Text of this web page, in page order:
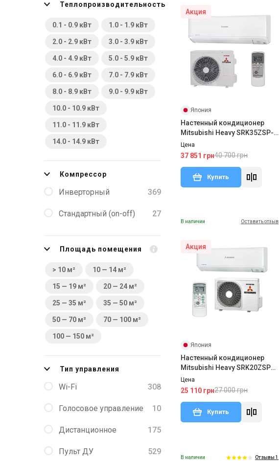
Теплопроизводительность
0.1 - 0.9 кВт 1.0 - 1.9 кВт
2.0 - 2.9 кВт 3.0 - 3.9 кВт
4.0 - 4.9 кВт 5.0 - 5.9 кВт
6.0 - 6.9 кВт 7.0 - 7.9 кВт
8.0 - 8.9 кВт 9.0 - 9.9 кВт
10.0 - 10.9 кВт
11.0 - 11.9 кВт
14.0 - 14.9 кВт
Компрессор
Инверторный 369
Стандартный (on-off) 27
Площадь помещения
> 10 м² 10 — 14 м²
15 — 19 м² 20 — 24 м²
25 — 35 м² 35 — 50 м²
50 — 70 м² 70 — 100 м²
100 — 150 м²
Тип управления
Wi-Fi 308
Голосовое управление 10
Дистанционное 175
Пульт ДУ 529
Акция
Япония
Настенный кондиционер
Mitsubishi Heavy SRK35ZSP-
W(1)/SRC35ZSP-W(1)
Цена
37 851 грн40 700 грн
Купить
В наличии Оставить отзыв
Акция
Япония
Настенный кондиционер
Mitsubishi Heavy SRK20ZSPR-
S/SRC20ZSPR-S
Цена
25 110 грн27 000 грн
Купить
В наличии Отзывы 1